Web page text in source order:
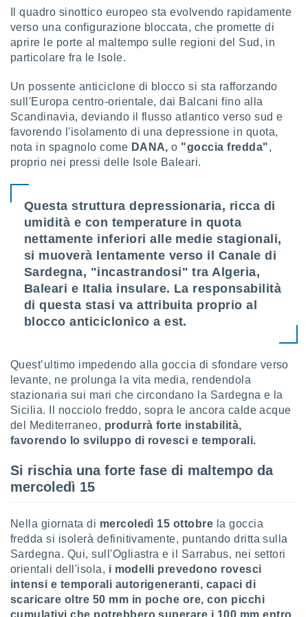
quali la
su
web,
di
dati
sulla
quale
facendo
" o
il
su
la
della
creare
la
Il quadro sinottico europeo sta evolvendo rapidamente
verso una configurazione bloccata, che promette di
aprire le porte al maltempo sulle regioni del Sud, in
particolare fra le Isole.
Un possente anticiclone di blocco si sta rafforzando
sull'Europa centro-orientale, dai Balcani fino alla
Scandinavia, deviando il flusso atlantico verso sud e
favorendo l'isolamento di una depressione in quota,
nota in spagnolo come DANA, o "goccia fredda",
proprio nei pressi delle Isole Baleari.
Questa struttura depressionaria, ricca di
umidità e con temperature in quota
nettamente inferiori alle medie stagionali,
si muoverà lentamente verso il Canale di
Sardegna, "incastrandosi" tra Algeria,
Baleari e Italia insulare. La responsabilità
di questa stasi va attribuita proprio al
blocco anticiclonico a est.
Quest’ultimo impedendo alla goccia di sfondare verso
levante, ne prolunga la vita media, rendendola
stazionaria sui mari che circondano la Sardegna e la
Sicilia. Il nocciolo freddo, sopra le ancora calde acque
del Mediterraneo, produrrà forte instabilità,
favorendo lo sviluppo di rovesci e temporali.
Si rischia una forte fase di maltempo da
mercoledì 15
Nella giornata di mercoledì 15 ottobre la goccia
fredda si isolerà definitivamente, puntando dritta sulla
Sardegna. Qui, sull'Ogliastra e il Sarrabus, nei settori
orientali dell'isola, i modelli prevedono rovesci
intensi e temporali autorigeneranti, capaci di
scaricare oltre 50 mm in poche ore, con picchi
cumulativi che potrebbero superare i 100 mm entro